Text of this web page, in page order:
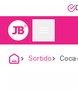
Sortido